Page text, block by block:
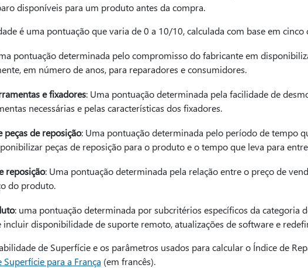
disponíveis para um produto antes da compra.
é uma pontuação que varia de 0 a 10/10, calculada com base em cinco
pontuação determinada pelo compromisso do fabricante em
em número de anos, para reparadores e consumidores.
e fixadores: Uma pontuação determinada pela facilidade de
necessárias e pelas características dos fixadores.
de reposição: Uma pontuação determinada pelo período de tempo
peças de reposição para o produto e o tempo que leva para
reposição: Uma pontuação determinada pela relação entre o preço de
do produto.
: uma pontuação determinada por subcritérios específicos da categoria
incluir disponibilidade de suporte remoto, atualizações de software e
de Superfície e os parâmetros usados para calcular o Índice de
Superfície para a França (em francês).